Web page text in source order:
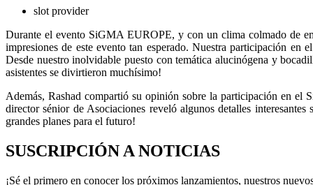
slot provider
Durante el evento SiGMA EUROPE, y con un clima colmado de
impresiones de este evento tan esperado. Nuestra participación
Desde nuestro inolvidable puesto con temática alucinógena y
asistentes se divirtieron muchísimo!
Además, Rashad compartió su opinión sobre la participación en el
director sénior de Asociaciones reveló algunos detalles
grandes planes para el futuro!
SUSCRIPCIÓN A NOTICIAS
¡Sé el primero en conocer los próximos lanzamientos, nuestros